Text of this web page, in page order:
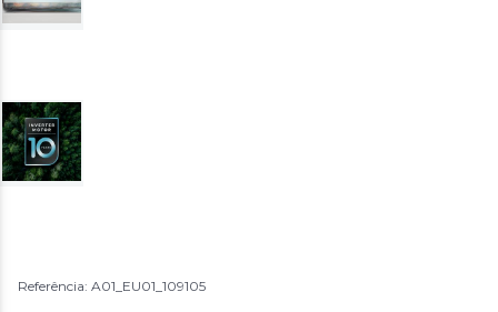
Referência: A01_EU01_109105